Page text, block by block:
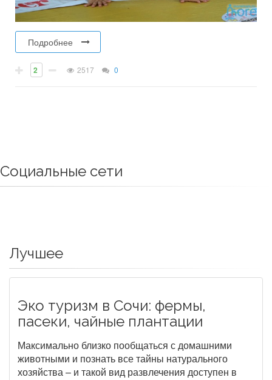
Подробнее
2 2517 0
Социальные сети
Лучшее
Эко туризм в Сочи: фермы,
пасеки, чайные плантации
Максимально близко пообщаться с домашними
животными и познать все тайны натурального
хозяйства – и такой вид развлечения доступен в